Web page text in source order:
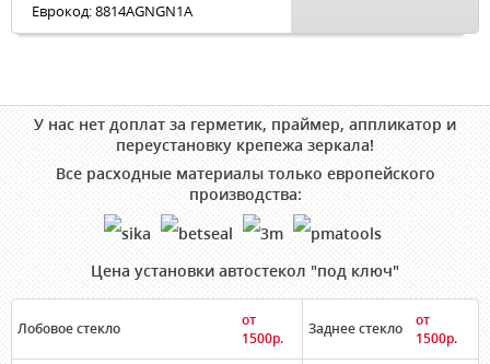
Еврокод: 8814AGNGN1A
У нас нет доплат за герметик, праймер, аппликатор и
переустановку крепежа зеркала!
Все расходные материалы только европейского
производства:
Цена установки автостекол "под ключ"
Лобовое стекло
от
1500р.
Заднее стекло
от
1500р.